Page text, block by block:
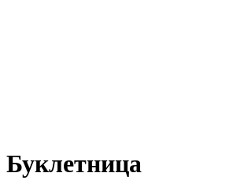
Буклетница